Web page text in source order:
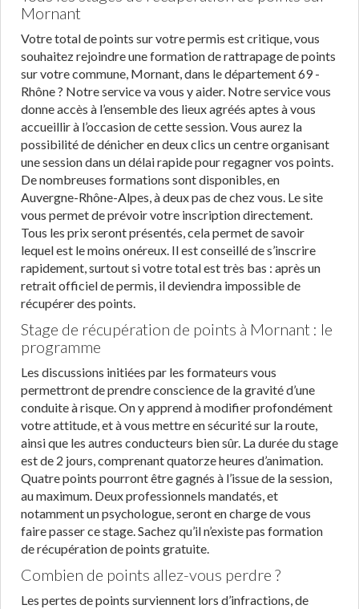
Mornant
Votre total de points sur votre permis est critique, vous
souhaitez rejoindre une formation de rattrapage de points
sur votre commune, Mornant, dans le département 69 -
Rhône ? Notre service va vous y aider. Notre service vous
donne accès à l’ensemble des lieux agréés aptes à vous
accueillir à l’occasion de cette session. Vous aurez la
possibilité de dénicher en deux clics un centre organisant
une session dans un délai rapide pour regagner vos points.
De nombreuses formations sont disponibles, en
Auvergne-Rhône-Alpes, à deux pas de chez vous. Le site
vous permet de prévoir votre inscription directement.
Tous les prix seront présentés, cela permet de savoir
lequel est le moins onéreux. Il est conseillé de s’inscrire
rapidement, surtout si votre total est très bas : après un
retrait officiel de permis, il deviendra impossible de
récupérer des points.
Stage de récupération de points à Mornant : le
programme
Les discussions initiées par les formateurs vous
permettront de prendre conscience de la gravité d’une
conduite à risque. On y apprend à modifier profondément
votre attitude, et à vous mettre en sécurité sur la route,
ainsi que les autres conducteurs bien sûr. La durée du stage
est de 2 jours, comprenant quatorze heures d’animation.
Quatre points pourront être gagnés à l’issue de la session,
au maximum. Deux professionnels mandatés, et
notamment un psychologue, seront en charge de vous
faire passer ce stage. Sachez qu’il n’existe pas formation
de récupération de points gratuite.
Combien de points allez-vous perdre ?
Les pertes de points surviennent lors d’infractions, de